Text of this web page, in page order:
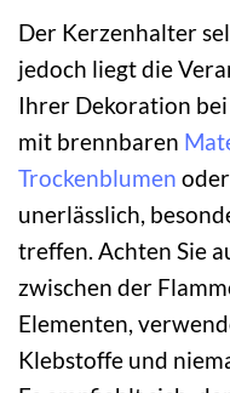
Der Kerzenhalter
jedoch liegt die
Ihrer Dekoration bei
mit brennbaren
Trockenblumen
unerlässlich,
treffen. Achten Sie
zwischen der
Elementen,
Klebstoffe und